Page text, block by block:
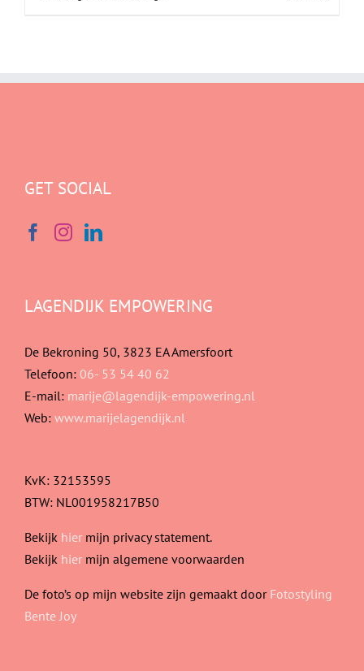
GET SOCIAL
LAGENDIJK EMPOWERING
De Bekroning 50, 3823 EA Amersfoort
Telefoon: 06- 53 54 40 62
E-mail: marije@lagendijk-empowering.nl
Web: www.marijelagendijk.nl
KvK: 32153595
BTW: NL001958217B50
Bekijk hier mijn privacy statement.
Bekijk hier mijn algemene voorwaarden
De foto’s op mijn website zijn gemaakt door Fotostyling
Bente Joy